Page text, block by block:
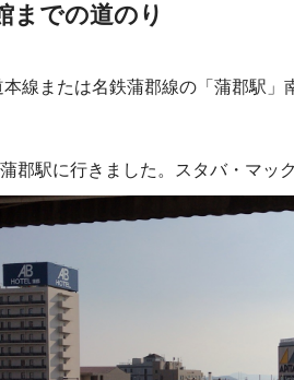
までの道のり
線または名鉄蒲郡線の「蒲郡駅」
郡駅に行きました。スタバ・マッ